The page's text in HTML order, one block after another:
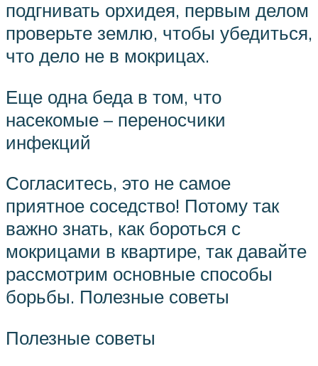
подгнивать орхидея, первым делом
проверьте землю, чтобы убедиться,
что дело не в мокрицах.
Еще одна беда в том, что
насекомые – переносчики
инфекций
Согласитесь, это не самое
приятное соседство! Потому так
важно знать, как бороться с
мокрицами в квартире, так давайте
рассмотрим основные способы
борьбы. Полезные советы
Полезные советы